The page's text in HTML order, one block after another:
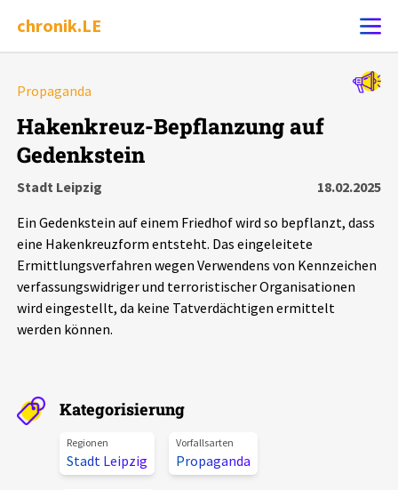
chronik.LE
Chronik
Leipziger Zustände
Schlaglichter
Aktuelles
Alle Beiträge
Über uns
Propaganda
Hakenkreuz-Bepflanzung auf
Gedenkstein
Stadt Leipzig
18.02.2025
Ein Gedenkstein auf einem Friedhof wird so bepflanzt, dass
eine Hakenkreuzform entsteht. Das eingeleitete
Ermittlungsverfahren wegen Verwendens von Kennzeichen
verfassungswidriger und terroristischer Organisationen
wird eingestellt, da keine Tatverdächtigen ermittelt
werden können.
Kategorisierung
Regionen
Stadt Leipzig
Vorfallsarten
Propaganda
Alle Ereignisse
Ereignisse
Ereignisse